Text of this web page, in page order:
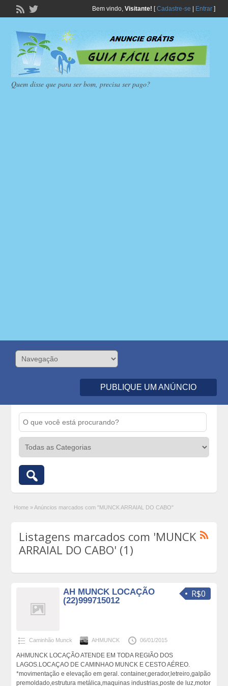
Bem vindo, Visitante! [Cadastre-se Entrar]
Quem disse que para ser bom, precisa ser pago?
PUBLIQUE UM ANÚNCIO
Home » Anúncios marcados com "MUNCK ARRAIAL DO CABO"
Listagens marcados com 'MUNCK
ARRAIAL DO CABO' (1)
R$0
AH MUNCK LOCAÇÃO
(22)999715012
Caminhão Munck AHMUNCK 06/01/2015
AHMUNCK LOCAÇÃO ATENDE EM TODA REGIÃO DOS
LAGOS.LOCAÇAO DE CAMINHAO MUNCK E CESTO AÉREO.
*movimentação e elevação em geral. container,gerador,letreiro,galpão
premoldado,estrutura metálica,maquinas industrias,poste de luz,motor